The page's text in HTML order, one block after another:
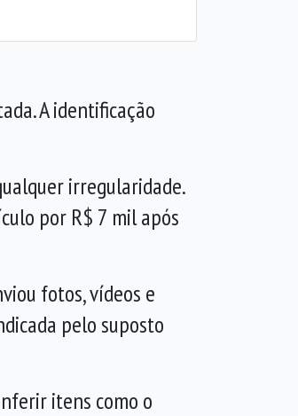
A identificação
irregularidade.
por R$ 7 mil após
fotos, vídeos e
pelo suposto
itens como o